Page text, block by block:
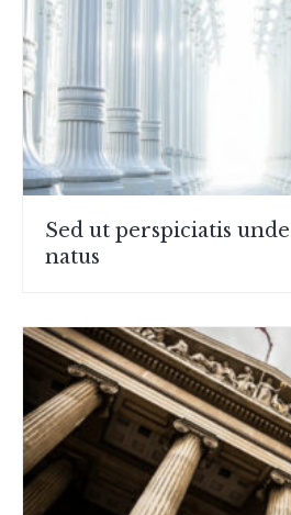
Sed ut perspiciatis
natus